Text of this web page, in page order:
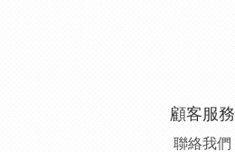
顧客服務
聯絡我們